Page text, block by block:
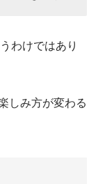
わけではあり
しみ方が変わる